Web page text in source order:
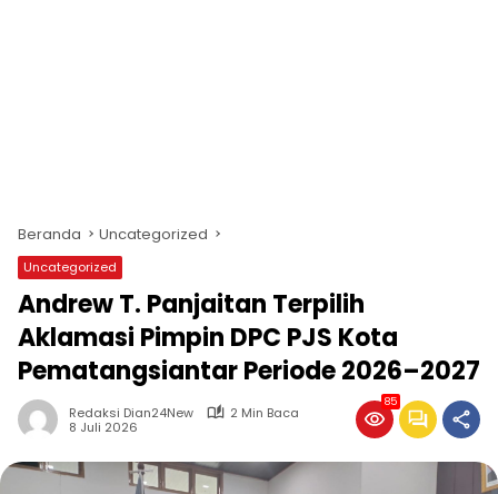
Beranda Uncategorized
Uncategorized
Andrew T. Panjaitan Terpilih
Aklamasi Pimpin DPC PJS Kota
Pematangsiantar Periode 2026–2027
Redaksi Dian24New
2 Min Baca
8 Juli 2026
85